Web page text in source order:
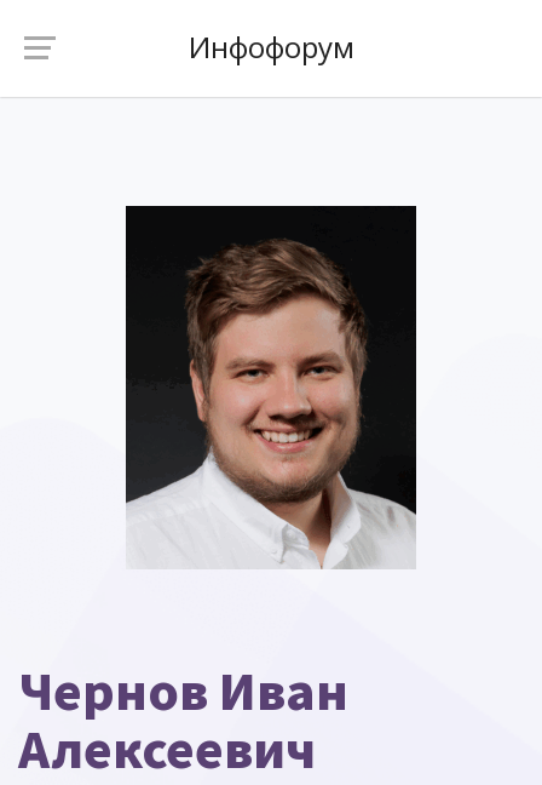
Инфофорум
Чернов Иван
Алексеевич